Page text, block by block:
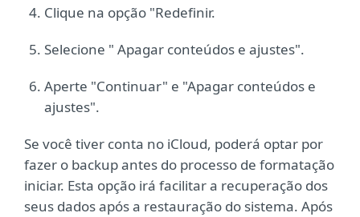
Clique na opção "Redefinir.
Selecione " Apagar conteúdos e ajustes".
Aperte "Continuar" e "Apagar conteúdos e
ajustes".
Se você tiver conta no iCloud, poderá optar por
fazer o backup antes do processo de formatação
iniciar. Esta opção irá facilitar a recuperação dos
seus dados após a restauração do sistema. Após